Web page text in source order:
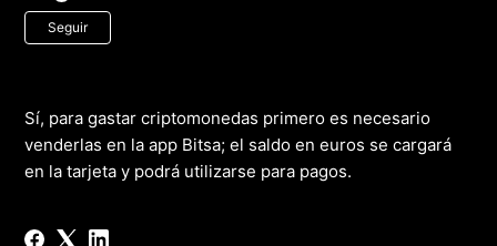
Seguir
Sí, para gastar criptomonedas primero es necesario
venderlas en la app Bitsa; el saldo en euros se cargará
en la tarjeta y podrá utilizarse para pagos.